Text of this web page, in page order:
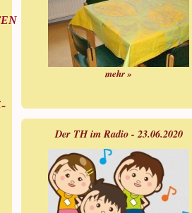
mehr »
Der TH im Radio - 23.06.2020